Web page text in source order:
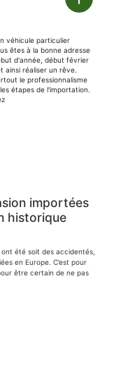
véhicule particulier
êtes à la bonne adresse
d'année, début février
ainsi réaliser un rêve.
le professionnalisme
étapes de l'importation.
importées
historique
été soit des accidentés,
en Europe. C’est pour
être certain de ne pas